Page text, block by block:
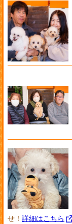
せ！ 詳細はこちら